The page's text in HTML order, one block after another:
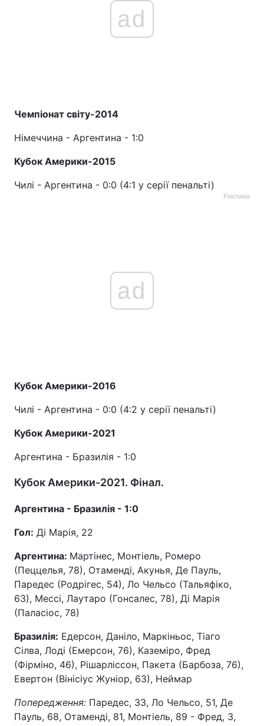
ad
Чемпіонат світу-2014
Німеччина - Аргентина - 1:0
Кубок Америки-2015
Чилі - Аргентина - 0:0 (4:1 у серії пенальті)
Реклама
ad
Кубок Америки-2016
Чилі - Аргентина - 0:0 (4:2 у серії пенальті)
Кубок Америки-2021
Аргентина - Бразилія - ​​1:0
Кубок Америки-2021. Фінал.
Аргентина - Бразилія - 1:0
Гол: Ді Марія, 22
Аргентина: Мартінес, Монтіель, Ромеро
(Пеццелья, 78), Отаменді, Акунья, Де Пауль,
Паредес (Родрігес, 54), Ло Чельсо (Тальяфіко,
63), Мессі, Лаутаро (Гонсалес, 78), Ді Марія
(Паласіос, 78)
Бразилія: Едерсон, Даніло, Маркіньос, Тіаго
Сілва, Лоді (Емерсон, 76), Каземіро, Фред
(Фірміно, 46), Рішарліссон, Пакета (Барбоза, 76),
Евертон (Вінісіус Жуніор, 63), Неймар
Попередження: Паредес, 33, Ло Чельсо, 51, Де
Пауль, 68, Отаменді, 81, Монтіель, 89 - Фред, 3,